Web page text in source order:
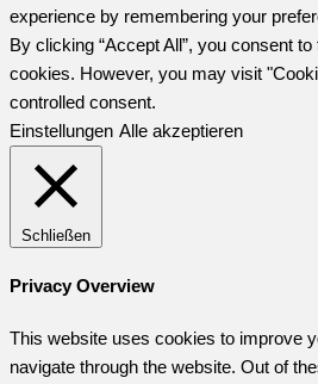
experience by remembering your
By clicking “Accept All”, you consent
cookies. However, you may visit
controlled consent.
Einstellungen Alle akzeptieren
Schließen
Privacy Overview
This website uses cookies to improve
navigate through the website. Out of